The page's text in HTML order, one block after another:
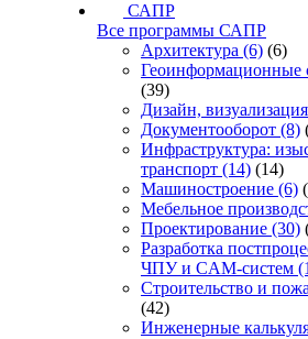
САПР
Все программы САПР
Архитектура (6) (6)
(39)
Дизайн,
Документооборот (8)
Инфраструктура:
транспорт (14) (14)
Машиностроение (6)
Мебельное
Проектирование (30)
Разработка
ЧПУ и CAM-систем
Строительство и
(42)
Инженерные